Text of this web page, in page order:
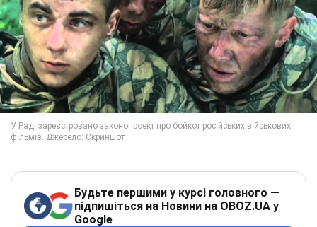
Будьте першими у курсі головного —
підпишіться на Новини на OBOZ.UA у
Google